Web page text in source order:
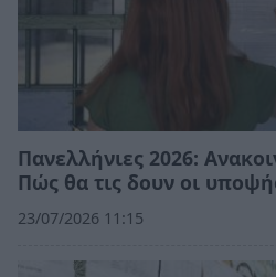
Πανελλήνιες 2026:
Πώς θα τις δουν οι
23/07/2026 11:15